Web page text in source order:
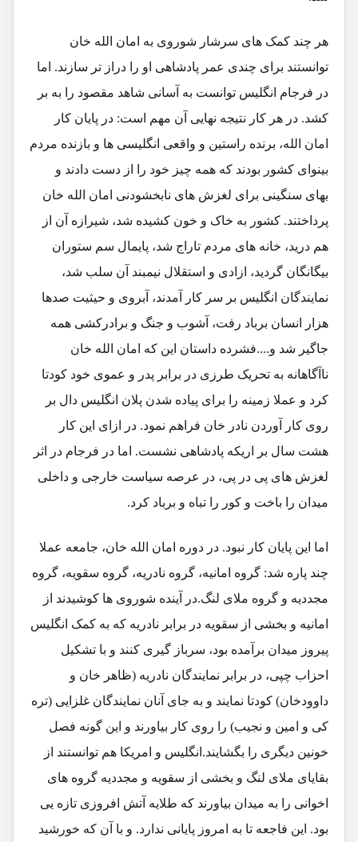
هر چند کمک های سرشار شوروی به امان الله خان
توانستند برای چندی عمر پادشاهی او را دراز تر سازند. اما
در فرجام انگلیس توانست به آسانی شاهد مقصود را به بر
کشد. در هر کار نتیجه نهایی آن مهم است: در پایان کار
امان الله، برنده راستین و واقعی انگلیسی ها و بازنده مردم
بینوای کشور بودند که همه چیز خود را از دست دادند و
بهای سنگینی برای لغزش های نابخشودنی امان الله خان
پرداختند. کشور به خاک و خون کشیده شد، شیرازه آن از
هم درید، خانه های مردم تاراج شد، پایمال سم ستوران
بیگانگان گردید، ازادی و استقلال نیمبند آن سلب شد،
نمایندگان انگلیس بر سر کار آمدند، آبروی و حیثیت صدها
هزار انسان برباد رفت، آشوب و جنگ و برادرکشی همه
جاگیر شد و....فشرده داستان این که امان الله خان
ناآگاهانه به تحریک طرزی در برابر پدر و عموی خود کودتا
کرد و عملا زمینه را برای پیاده شدن پلان انگلیس دال بر
روی کار آوردن نادر خان فراهم نمود. در ازای این کار
هشت سال بر اریکه پادشاهی نشست. اما در فرجام در اثر
لغزش های پی در پی، در عرصه سیاست خارجی و داخلی
میدان را باخت و کور را تباه و برباد کرد.
اما این پایان کار نبود. در دوره امان الله خان، جامعه عملا
چند پاره شد: گروه امانیه، گروه نادریه، گروه سقویه، گروه
مجددیه و گروه ملای لنگ.در آینده شوروی ها کوشیدند از
امانیه و بخشی از سقویه در برابر نادریه که به کمک انگلیس
پیروز میدان برآمده بود، سرباز گیری کنند و با تشکیل
احزاب چپی، در برابر نمایندگان نادریه (ظاهر خان و
داوودخان) کودتا نمایند و به جای آنان نمایندگان غلزایی (تره
کی و امین و نجیب) را روی کار بیاورند و این گونه فصل
خونین دیگری را بگشایند.انگلیس و امریکا هم توانستند از
بقایای ملای لنگ و بخشی از سقویه و مجددیه گروه های
اخوانی را به میدان بیاورند که طلایه آتش افروزی تازه یی
بود. این فاجعه تا به امروز پایانی ندارد. و با آن که خورشید